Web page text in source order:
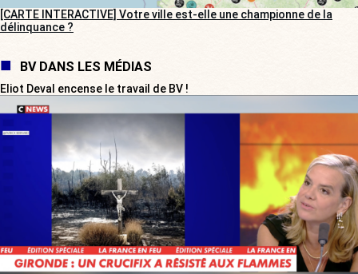
[CARTE INTERACTIVE] Votre ville est-elle une championne de la
délinquance ?
BV DANS LES MÉDIAS
Eliot Deval encense le travail de BV !